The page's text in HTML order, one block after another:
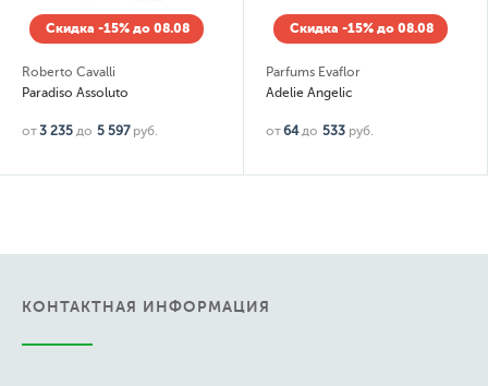
Скидка -15% до 08.08
Roberto Cavalli
Paradiso Assoluto
от3 235 до 5 597 руб.
Скидка -15% до 08.08
Parfums Evaflor
Adelie Angelic
от64 до 533 руб.
КОНТАКТНАЯ ИНФОРМАЦИЯ